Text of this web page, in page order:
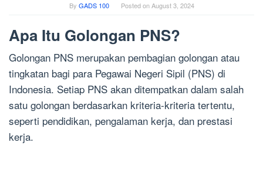
By GADS 100 Posted onAugust 3, 2024
Apa Itu Golongan PNS?
Golongan PNS merupakan pembagian golongan atau
tingkatan bagi para Pegawai Negeri Sipil (PNS) di
Indonesia. Setiap PNS akan ditempatkan dalam salah
satu golongan berdasarkan kriteria-kriteria tertentu,
seperti pendidikan, pengalaman kerja, dan prestasi
kerja.